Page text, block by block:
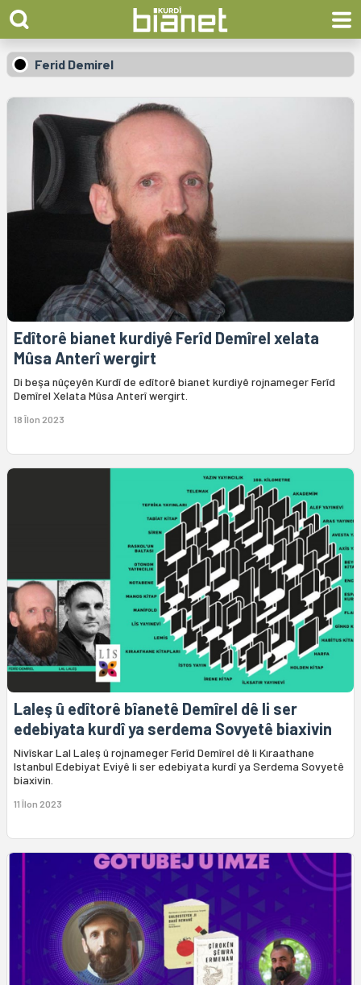
Ferid Demirel
Edîtorê bianet kurdiyê Ferîd Demîrel xelata
Mûsa Anterî wergirt
Di beşa nûçeyên Kurdî de edîtorê bianet kurdiyê rojnameger Ferîd
Demîrel Xelata Mûsa Anterî wergirt.
18 Îlon 2023
Laleş û edîtorê bîanetê Demîrel dê li ser
edebiyata kurdî ya serdema Sovyetê biaxivin
Nivîskar Lal Laleş û rojnameger Ferîd Demîrel dê li Kıraathane
Istanbul Edebiyat Eviyê li ser edebiyata kurdî ya Serdema Sovyetê
biaxivin.
11 Îlon 2023